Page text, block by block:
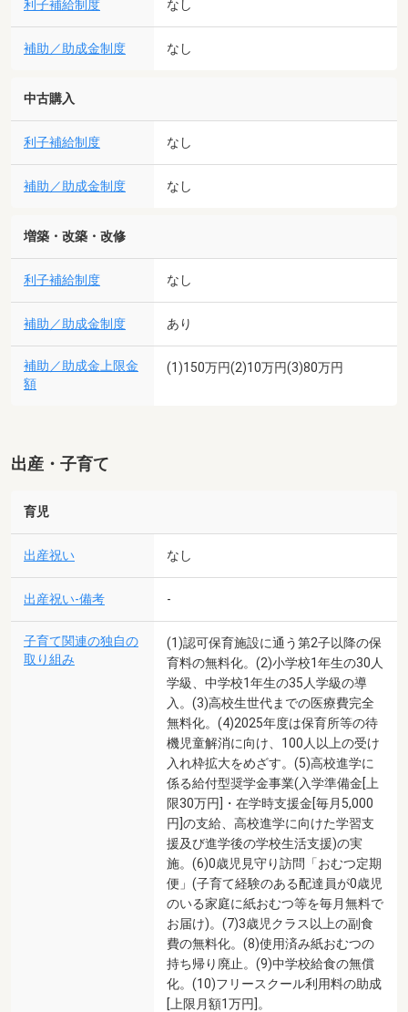
利子補給制度 なし
補助／助成金制度 なし
中古購入
利子補給制度 なし
補助／助成金制度 なし
増築・改築・改修
利子補給制度 なし
補助／助成金制度 あり
補助／助成金上限金
額
(1)150万円(2)10万円(3)80万円
出産・子育て
育児
出産祝い なし
出産祝い-備考 -
子育て関連の独自の
取り組み
(1)認可保育施設に通う第2子以降の保
育料の無料化。(2)小学校1年生の30人
学級、中学校1年生の35人学級の導
入。(3)高校生世代までの医療費完全
無料化。(4)2025年度は保育所等の待
機児童解消に向け、100人以上の受け
入れ枠拡大をめざす。(5)高校進学に
係る給付型奨学金事業(入学準備金[上
限30万円]・在学時支援金[毎月5,000
円]の支給、高校進学に向けた学習支
援及び進学後の学校生活支援)の実
施。(6)0歳児見守り訪問「おむつ定期
便」(子育て経験のある配達員が0歳児
のいる家庭に紙おむつ等を毎月無料で
お届け)。(7)3歳児クラス以上の副食
費の無料化。(8)使用済み紙おむつの
持ち帰り廃止。(9)中学校給食の無償
化。(10)フリースクール利用料の助成
[上限月額1万円]。